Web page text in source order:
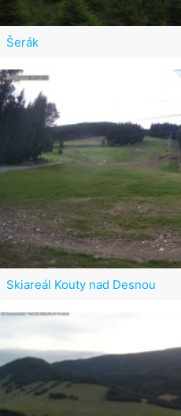
Šerák
Skiareál Kouty nad Desnou